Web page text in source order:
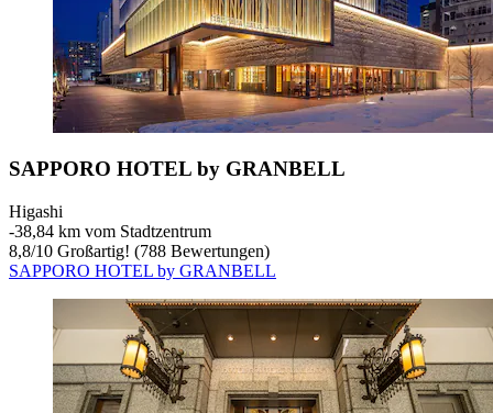
SAPPORO HOTEL by GRANBELL
Higashi
‐38,84 km vom Stadtzentrum
8,8/10 Großartig! (788 Bewertungen)
SAPPORO HOTEL by GRANBELL